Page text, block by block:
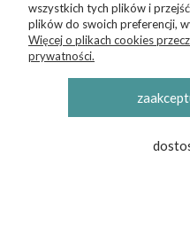
Jak nauczyć dziecko korzystać
Jak śpiworek do spania
Fajna
Kołderki do
wszystkich tych plików i
plików do swoich preferencji,
Więcej o plikach cookies
prywatności.